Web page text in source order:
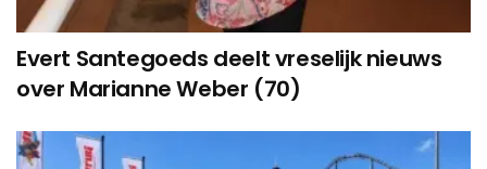
Evert Santegoeds deelt vreselijk nieuws
over Marianne Weber (70)